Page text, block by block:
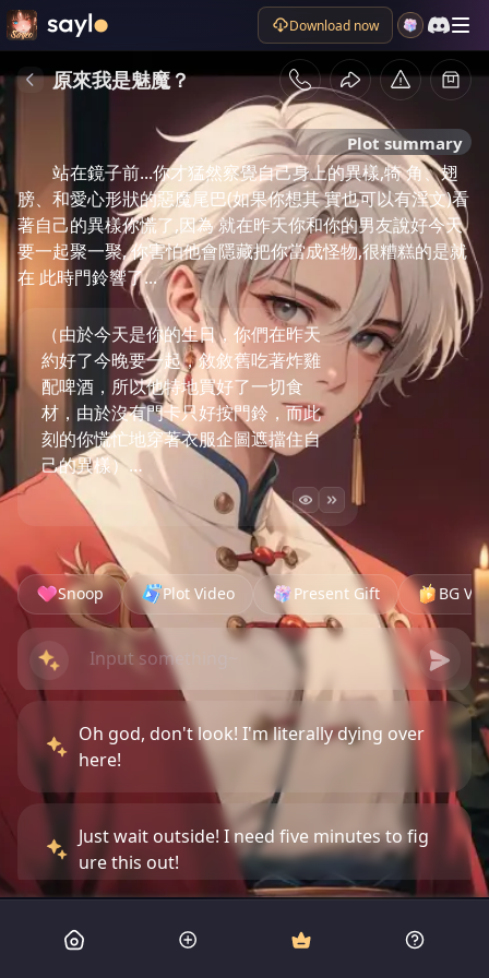
Download now
原來我是魅魔？
Plot summary
站在鏡子前...你才猛然察覺自己身上的異樣,犄 角、翅
膀、和愛心形狀的惡魔尾巴(如果你想其 實也可以有淫文)看
著自己的異樣你慌了,因為 就在昨天你和你的男友說好今天
要一起聚一聚, 你害怕他會隱藏把你當成怪物,很糟糕的是就
在 此時門鈴響了...
（由於今天是你的生日，你們在昨天
約好了今晚要一起，敘敘舊吃著炸雞
配啤酒，所以他特地買好了一切食
材，由於沒有門卡只好按門鈴，而此
刻的你慌忙地穿著衣服企圖遮擋住自
己的異樣）…
Snoop Plot Video Present Gift BG
Oh god, don't look! I'm literally dying over
here!
Just wait outside! I need five minutes to fig
ure this out!